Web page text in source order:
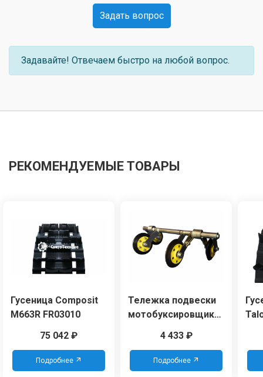
Задать вопрос
Задавайте! Отвечаем быстро на любой вопрос.
РЕКОМЕНДУЕМЫЕ ТОВАРЫ
Гусеница Composit
M663R FR03010
75 042 ₽
Подробнее
Тележка подвески
мотобуксировщика,
8 мм, гусеница
500мм (510)
4 433₽
Подробнее